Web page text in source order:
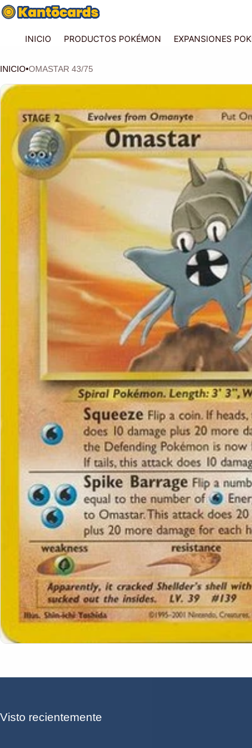
INICIO PRODUCTOS POKÉMON EXPANSIONES
INICIO•OMASTAR 43/75
DEL PRODUCTO
Visto recientemente